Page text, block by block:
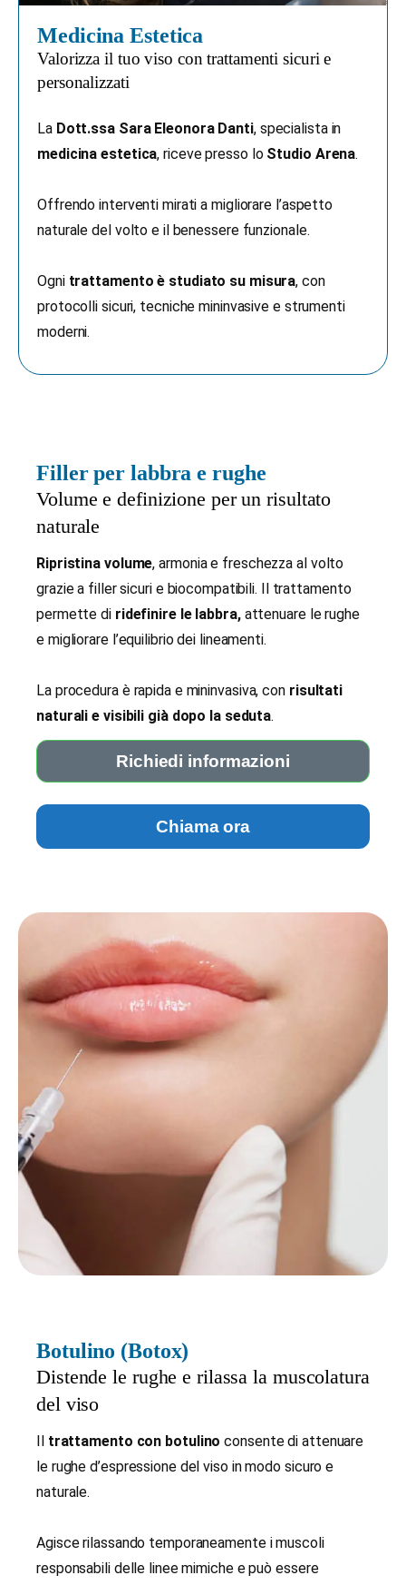
Medicina Estetica
Valorizza il tuo viso con trattamenti sicuri e
personalizzati
La Dott.ssa Sara Eleonora Danti, specialista in
medicina estetica, riceve presso lo Studio Arena.
Offrendo interventi mirati a migliorare l’aspetto
naturale del volto e il benessere funzionale.
Ogni trattamento è studiato su misura, con
protocolli sicuri, tecniche mininvasive e strumenti
moderni.
Filler per labbra e rughe
Volume e definizione per un risultato
naturale
Ripristina volume, armonia e freschezza al volto
grazie a filler sicuri e biocompatibili. Il trattamento
permette di ridefinire le labbra, attenuare le rughe
e migliorare l’equilibrio dei lineamenti.
La procedura è rapida e mininvasiva, con risultati
naturali e visibili già dopo la seduta.
Richiedi informazioni
Chiama ora
Botulino (Botox)
Distende le rughe e rilassa la muscolatura
del viso
Il trattamento con botulino consente di attenuare
le rughe d’espressione del viso in modo sicuro e
naturale.
Agisce rilassando temporaneamente i muscoli
responsabili delle linee mimiche e può essere